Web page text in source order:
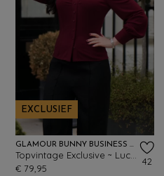
EXCLUSIEF
GLAMOUR BUNNY BUSINESS BABE
€ 79,95
42